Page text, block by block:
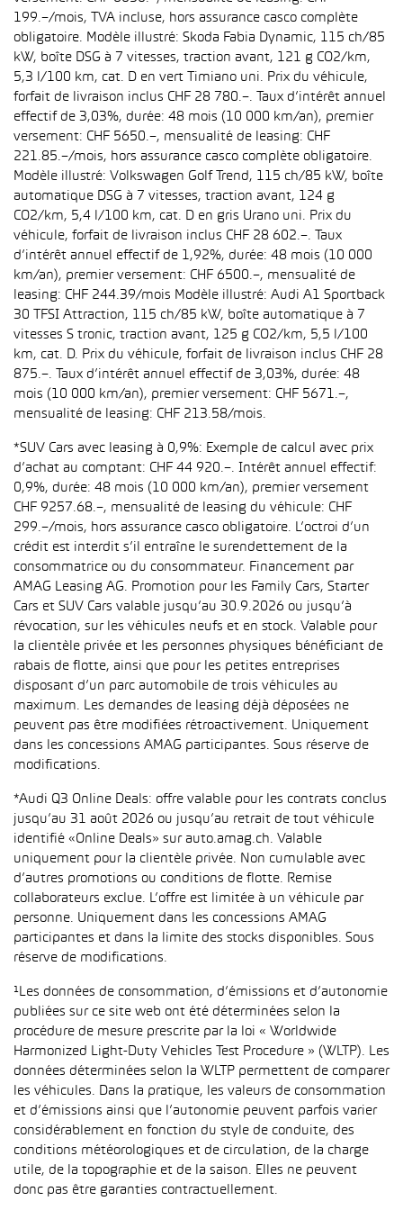
199.–/mois, TVA incluse, hors assurance casco complète
obligatoire. Modèle illustré: Skoda Fabia Dynamic, 115 ch/85
kW, boîte DSG à 7 vitesses, traction avant, 121 g CO2/km,
5,3 l/100 km, cat. D en vert Timiano uni. Prix du véhicule,
forfait de livraison inclus CHF 28 780.–. Taux d’intérêt annuel
effectif de 3,03%, durée: 48 mois (10 000 km/an), premier
versement: CHF 5650.–, mensualité de leasing: CHF
221.85.–/mois, hors assurance casco complète obligatoire.
Modèle illustré: Volkswagen Golf Trend, 115 ch/85 kW, boîte
automatique DSG à 7 vitesses, traction avant, 124 g
CO2/km, 5,4 l/100 km, cat. D en gris Urano uni. Prix du
véhicule, forfait de livraison inclus CHF 28 602.–. Taux
d’intérêt annuel effectif de 1,92%, durée: 48 mois (10 000
km/an), premier versement: CHF 6500.–, mensualité de
leasing: CHF 244.39/mois Modèle illustré: Audi A1 Sportback
30 TFSI Attraction, 115 ch/85 kW, boîte automatique à 7
vitesses S tronic, traction avant, 125 g CO2/km, 5,5 l/100
km, cat. D. Prix du véhicule, forfait de livraison inclus CHF 28
875.–. Taux d’intérêt annuel effectif de 3,03%, durée: 48
mois (10 000 km/an), premier versement: CHF 5671.–,
mensualité de leasing: CHF 213.58/mois.
*SUV Cars avec leasing à 0,9%: Exemple de calcul avec prix
d’achat au comptant: CHF 44 920.–. Intérêt annuel effectif:
0,9%, durée: 48 mois (10 000 km/an), premier versement
CHF 9257.68.–, mensualité de leasing du véhicule: CHF
299.–/mois, hors assurance casco obligatoire. L’octroi d’un
crédit est interdit s’il entraîne le surendettement de la
consommatrice ou du consommateur. Financement par
AMAG Leasing AG. Promotion pour les Family Cars, Starter
Cars et SUV Cars valable jusqu’au 30.9.2026 ou jusqu’à
révocation, sur les véhicules neufs et en stock. Valable pour
la clientèle privée et les personnes physiques bénéficiant de
rabais de flotte, ainsi que pour les petites entreprises
disposant d’un parc automobile de trois véhicules au
maximum. Les demandes de leasing déjà déposées ne
peuvent pas être modifiées rétroactivement. Uniquement
dans les concessions AMAG participantes. Sous réserve de
modifications.
*Audi Q3 Online Deals: offre valable pour les contrats conclus
jusqu’au 31 août 2026 ou jusqu’au retrait de tout véhicule
identifié «Online Deals» sur auto.amag.ch. Valable
uniquement pour la clientèle privée. Non cumulable avec
d’autres promotions ou conditions de flotte. Remise
collaborateurs exclue. L’offre est limitée à un véhicule par
personne. Uniquement dans les concessions AMAG
participantes et dans la limite des stocks disponibles. Sous
réserve de modifications.
¹Les données de consommation, d’émissions et d’autonomie
publiées sur ce site web ont été déterminées selon la
procédure de mesure prescrite par la loi « Worldwide
Harmonized Light-Duty Vehicles Test Procedure » (WLTP). Les
données déterminées selon la WLTP permettent de comparer
les véhicules. Dans la pratique, les valeurs de consommation
et d’émissions ainsi que l’autonomie peuvent parfois varier
considérablement en fonction du style de conduite, des
conditions météorologiques et de circulation, de la charge
utile, de la topographie et de la saison. Elles ne peuvent
donc pas être garanties contractuellement.